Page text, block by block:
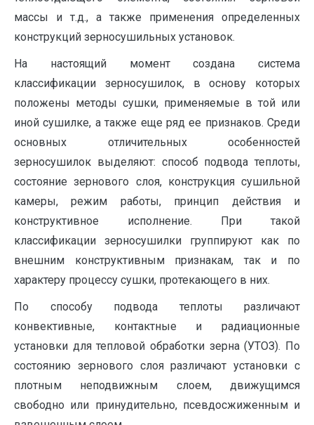
массы и т.д., а также применения определенных
конструкций зерносушильных установок.
На настоящий момент создана система
классификации зерносушилок, в основу которых
положены методы сушки, применяемые в той или
иной сушилке, а также еще ряд ее признаков. Среди
основных отличительных особенностей
зерносушилок выделяют: способ подвода теплоты,
состояние зернового слоя, конструкция сушильной
камеры, режим работы, принцип действия и
конструктивное исполнение. При такой
классификации зерносушилки группируют как по
внешним конструктивным признакам, так и по
характеру процессу сушки, протекающего в них.
По способу подвода теплоты различают
конвективные, контактные и радиационные
установки для тепловой обработки зерна (УТОЗ). По
состоянию зернового слоя различают установки с
плотным неподвижным слоем, движущимся
свободно или принудительно, псевдосжиженным и